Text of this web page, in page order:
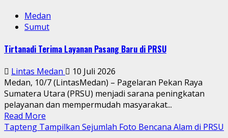
Medan
Sumut
Tirtanadi Terima Layanan Pasang Baru di PRSU
Lintas Medan
10 Juli 2026
Medan, 10/7 (LintasMedan) – Pagelaran Pekan Raya
Sumatera Utara (PRSU) menjadi sarana peningkatan
pelayanan dan mempermudah masyarakat...
Read More
Tapteng Tampilkan Sejumlah Foto Bencana Alam di PRSU